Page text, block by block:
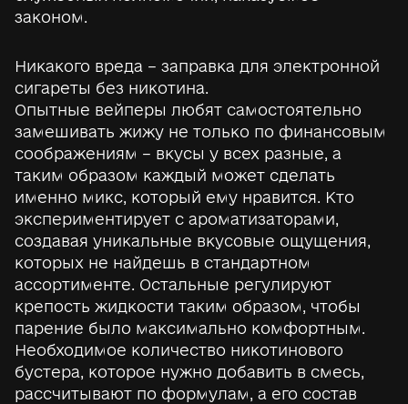
законом.
Никакого вреда – заправка для электронной
сигареты без никотина.
Опытные вейперы любят самостоятельно
замешивать жижу не только по финансовым
соображениям – вкусы у всех разные, а
таким образом каждый может сделать
именно микс, который ему нравится. Кто
экспериментирует с ароматизаторами,
создавая уникальные вкусовые ощущения,
которых не найдешь в стандартном
ассортименте. Остальные регулируют
крепость жидкости таким образом, чтобы
парение было максимально комфортным.
Необходимое количество никотинового
бустера, которое нужно добавить в смесь,
рассчитывают по формулам, а его состав